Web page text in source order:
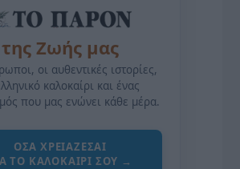
της Ζωής μας
οι αυθεντικές ιστορίες,
καλοκαίρι και ένας
που μας ενώνει κάθε μέρα.
ΌΣΑ ΧΡΕΙΆΖΕΣΑΙ
ΤΟ ΚΑΛΟΚΑΊΡΙ ΣΟΥ →